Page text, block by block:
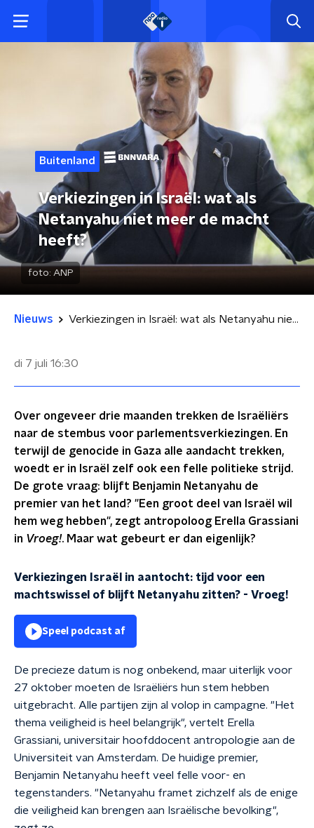
Buitenland
Verkiezingen in Israël: wat als
Netanyahu niet meer de macht
heeft?
foto: ANP
Nieuws Verkiezingen in Israël: wat als Netanyahu niet meer de macht heeft?
di 7 juli 16:30
Over ongeveer drie maanden trekken de Israëliërs
naar de stembus voor parlementsverkiezingen. En
terwijl de genocide in Gaza alle aandacht trekken,
woedt er in Israël zelf ook een felle politieke strijd.
De grote vraag: blijft Benjamin Netanyahu de
premier van het land? "Een groot deel van Israël wil
hem weg hebben", zegt antropoloog Erella Grassiani
in Vroeg!. Maar wat gebeurt er dan eigenlijk?
Verkiezingen Israël in aantocht: tijd voor een
machtswissel of blijft Netanyahu zitten? - Vroeg!
Speel podcast af
De precieze datum is nog onbekend, maar uiterlijk voor
27 oktober moeten de Israëliërs hun stem hebben
uitgebracht. Alle partijen zijn al volop in campagne. "Het
thema veiligheid is heel belangrijk", vertelt Erella
Grassiani, universitair hoofddocent antropologie aan de
Universiteit van Amsterdam. De huidige premier,
Benjamin Netanyahu heeft veel felle voor- en
tegenstanders. "Netanyahu framet zichzelf als de enige
die veiligheid kan brengen aan Israëlische bevolking",